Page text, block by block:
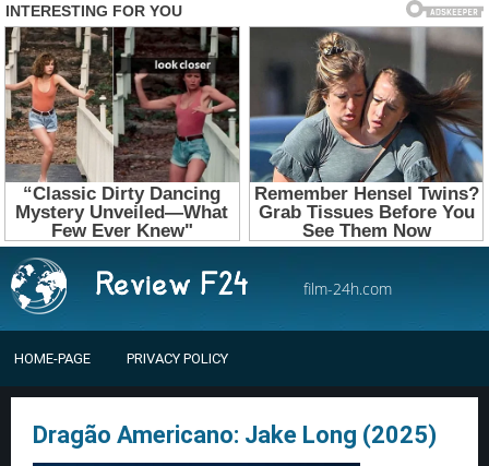
film-24h.com
HOME-PAGE PRIVACY POLICY
Dragão Americano: Jake Long (2025)